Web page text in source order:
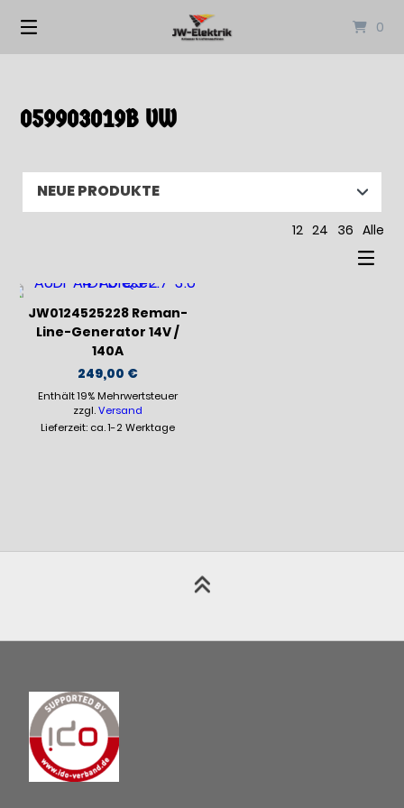
0
059903019B VW
12 24 36 Alle
JW0124525228 Reman-
Line-Generator 14V /
140A
249,00 €
Enthält 19% Mehrwertsteuer
zzgl.Versand
Lieferzeit: ca. 1-2 Werktage